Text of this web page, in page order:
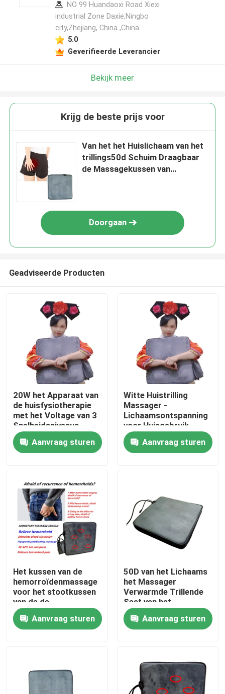
Huis
Producten
Fabrieksreis
Kwaliteitscontrole
Nieuws
Verzoek om een Citaat
Achtermassager-Stootkussen
NO 99 Huandaoxi Road Xiexi
industrial Zone Daxie,Ningbo
city,Zhejiang, China ,China
5.0
Geverifieerde Leverancier
Bekijk meer
Krijg de beste prijs voor
Van het het Huislichaam van het
trillings50d Schuim Draagbaar
de Massagekussen van
Doorgaan
Geadviseerde Producten
20W het Apparaat van
de huisfysiotherapie
met het Voltage van 3
Snelheidsniveaus
110V-220V
Aanvraag sturen
Witte Huistrilling
Massager -
Lichaamsontspanning
voor Huisgebruik
Aanvraag sturen
Het kussen van de
hemorroïdenmassage
voor het stootkussen
van de de
zetelmassage van
bureaudames voor
heupen
Aanvraag sturen
50D van het Lichaams
het Massager
Verwarmde Trillende
Seat van het
schuimhuis Kussen
20w Aanvraag sturen